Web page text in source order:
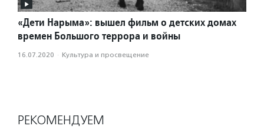
«Дети Нарыма»: вышел фильм о детских домах
времен Большого террора и войны
16.07.2020 · Культура и просвещение
РЕКОМЕНДУЕМ